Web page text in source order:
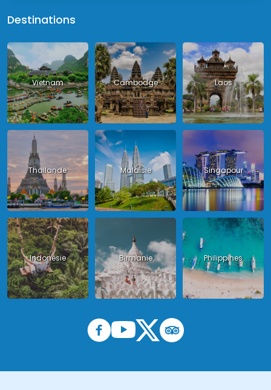
Destinations
Vietnam Cambodge Laos
Thailande Malaisie Singapour
Indonésie Birmanie Philippines